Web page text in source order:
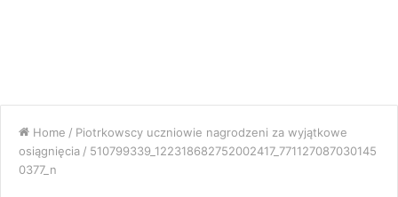
Home / Piotrkowscy uczniowie nagrodzeni za wyjątkowe
osiągnięcia / 510799339_122318682752002417_771127087030145
0377_n